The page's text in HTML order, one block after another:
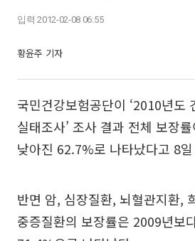
입력 2012-02-08 06:55
황윤주 기자
국민건강보험공단이 ‘2010년도
실태조사’ 조사 결과 전체 보장
낮아진 62.7%로 나타났다고 8
반면 암, 심장질환, 뇌혈관지환,
중증질환의 보장률은 2009년보